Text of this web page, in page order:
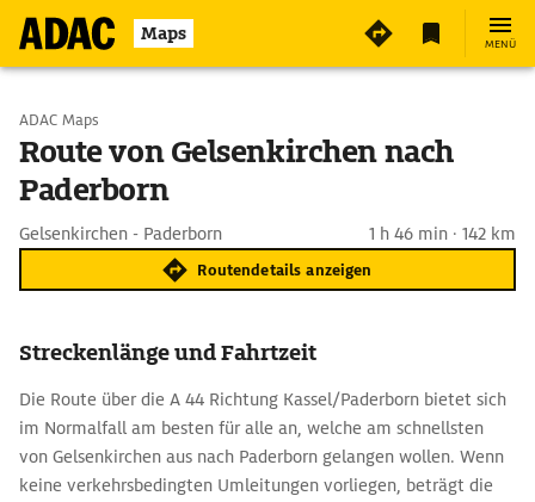
Maps MENÜ
Start wählen
Ziel eingeben
ADAC Maps
Route von Gelsenkirchen nach
Paderborn
Gelsenkirchen - Paderborn 1 h 46 min · 142 km
Routendetails anzeigen
Streckenlänge und Fahrtzeit
Die Route über die A 44 Richtung Kassel/Paderborn bietet sich
im Normalfall am besten für alle an, welche am schnellsten
von Gelsenkirchen aus nach Paderborn gelangen wollen. Wenn
keine verkehrsbedingten Umleitungen vorliegen, beträgt die